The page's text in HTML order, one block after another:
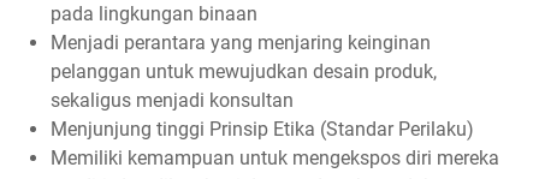
pada lingkungan binaan
Menjadi perantara yang menjaring keinginan
pelanggan untuk mewujudkan desain produk,
sekaligus menjadi konsultan
Menjunjung tinggi Prinsip Etika (Standar Perilaku)
Memiliki kemampuan untuk mengekspos diri mereka